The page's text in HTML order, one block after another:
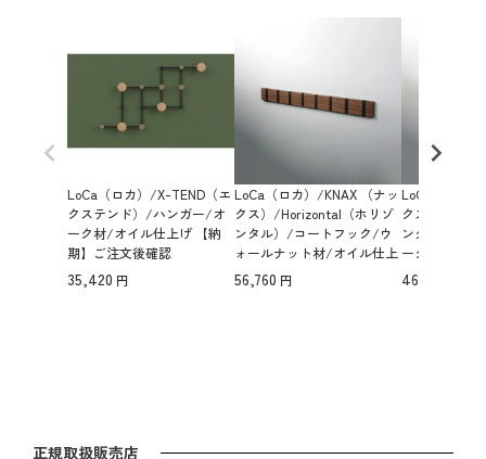
LoCa（ロカ）/X-TEND（エ
クステンド）/ハンガー/オ
ーク材/オイル仕上げ 【納
期】ご注文後確認
35,420
LoCa（ロカ）/KNAX （ナッ
クス）/Horizontal（ホリゾ
ンタル）/コートフック/ウ
ォールナット材/オイル仕上
げ/8フック（ブラック）
【納期】ご注文後確認
56,760
LoCa（ロカ
クス）/
ンタル）/コ
ーク材/ソー
ク（グレー
文後確認
46,090
正規取扱販売店